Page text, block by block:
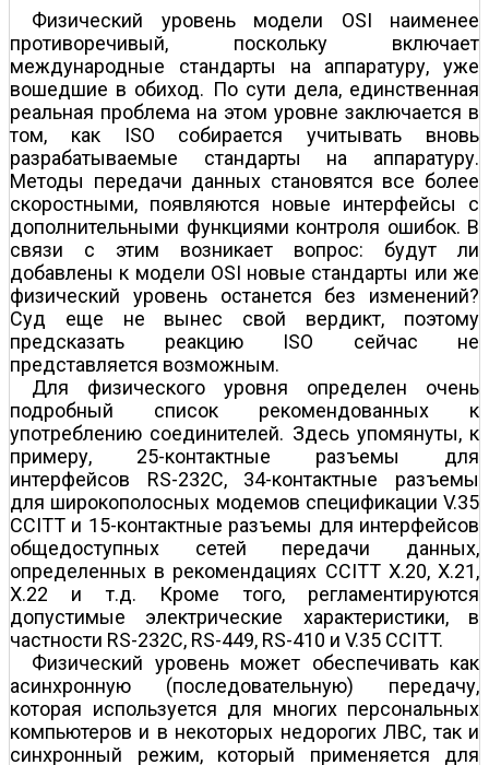
Физический уровень модели OSI наименее
противоречивый, поскольку включает
международные стандарты на аппаратуру, уже
вошедшие в обиход. По сути дела, единственная
реальная проблема на этом уровне заключается в
том, как ISO собирается учитывать вновь
разрабатываемые стандарты на аппаратуру.
Методы передачи данных становятся все более
скоростными, появляются новые интерфейсы с
дополнительными функциями контроля ошибок. В
связи с этим возникает вопрос: будут ли
добавлены к модели OSI новые стандарты или же
физический уровень останется без изменений?
Суд еще не вынес свой вердикт, поэтому
предсказать реакцию ISO сейчас не
представляется возможным.
Для физического уровня определен очень
подробный список рекомендованных к
употреблению соединителей. Здесь упомянуты, к
примеру, 25-контактные разъемы для
интерфейсов RS-232C, 34-контактные разъемы
для широкополосных модемов спецификации V.35
CCITT и 15-контактные разъемы для интерфейсов
общедоступных сетей передачи данных,
определенных в рекомендациях CCITT Х.20, Х.21,
Х.22 и т.д. Кроме того, регламентируются
допустимые электрические характеристики, в
частности RS-232C, RS-449, RS-410 и V.35 CCITT.
Физический уровень может обеспечивать как
асинхронную (последовательную) передачу,
которая используется для многих персональных
компьютеров и в некоторых недорогих ЛВС, так и
синхронный режим, который применяется для